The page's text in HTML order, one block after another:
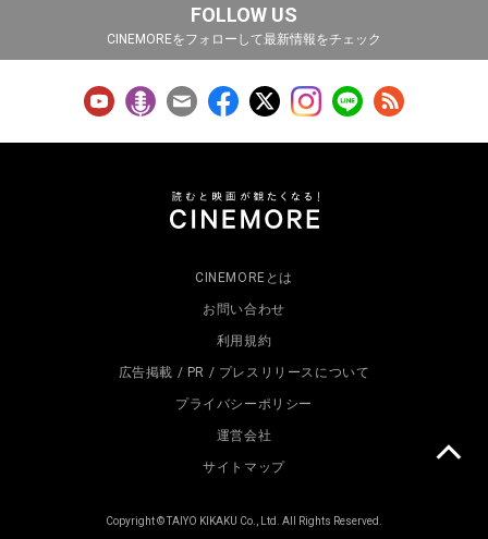
FOLLOW US
CINEMOREをフォローして最新情報をチェック
CINEMOREとは
お問い合わせ
利用規約
広告掲載 / PR / プレスリリースについて
プライバシーポリシー
運営会社
サイトマップ
Copyright © TAIYO KIKAKU Co., Ltd. All Rights Reserved.